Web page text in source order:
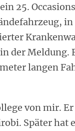
25.
der Meldung.
langen
von mir.
Später hat